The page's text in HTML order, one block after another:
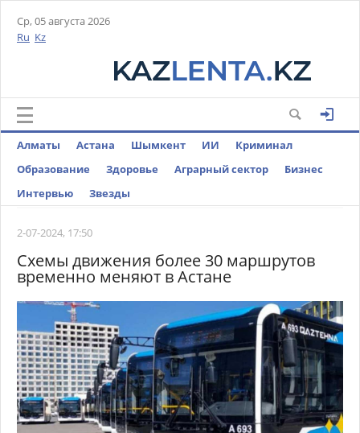
Ср, 05 августа 2026
Ru Kz
Алматы Астана Шымкент ИИ
Криминал
Образование
Здоровье Аграрный сектор
Бизнес
Интервью
Звезды
2-07-2024, 17:50
Схемы движения более 30 маршрутов
временно меняют в Астане